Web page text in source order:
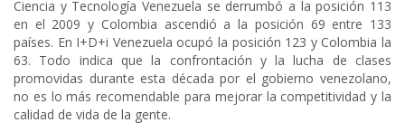
Ciencia y Tecnología Venezuela se derrumbó a la posición 113
en el 2009 y Colombia ascendió a la posición 69 entre 133
países. En I+D+i Venezuela ocupó la posición 123 y Colombia la
63. Todo indica que la confrontación y la lucha de clases
promovidas durante esta década por el gobierno venezolano,
no es lo más recomendable para mejorar la competitividad y la
calidad de vida de la gente.